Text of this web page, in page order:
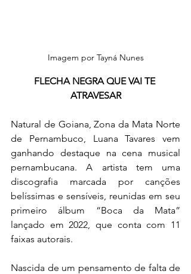
Imagem por Tayná Nunes
FLECHA NEGRA QUE VAI TE
ATRAVESAR
Natural de Goiana, Zona da Mata Norte
de Pernambuco, Luana Tavares vem
ganhando destaque na cena musical
pernambucana. A artista tem uma
discografia marcada por canções
belíssimas e sensíveis, reunidas em seu
primeiro álbum “Boca da Mata”
lançado em 2022, que conta com 11
faixas autorais.
Nascida de um pensamento de falta de